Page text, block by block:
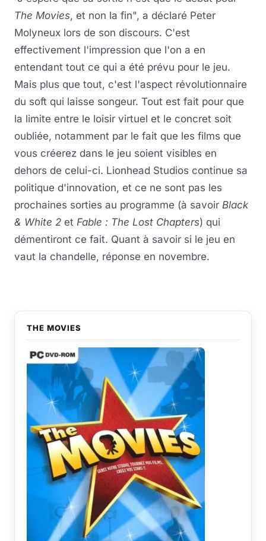
The Movies, et non la fin", a déclaré Peter
Molyneux lors de son discours. C'est
effectivement l'impression que l'on a en
entendant tout ce qui a été prévu pour le jeu.
Mais plus que tout, c'est l'aspect révolutionnaire
du soft qui laisse songeur. Tout est fait pour que
la limite entre le loisir virtuel et le concret soit
oubliée, notamment par le fait que les films que
vous créerez dans le jeu soient visibles en
dehors de celui-ci. Lionhead Studios continue sa
politique d'innovation, et ce ne sont pas les
prochaines sorties au programme (à savoir Black
& White 2 et Fable : The Lost Chapters) qui
démentiront ce fait. Quant à savoir si le jeu en
vaut la chandelle, réponse en novembre.
THE MOVIES